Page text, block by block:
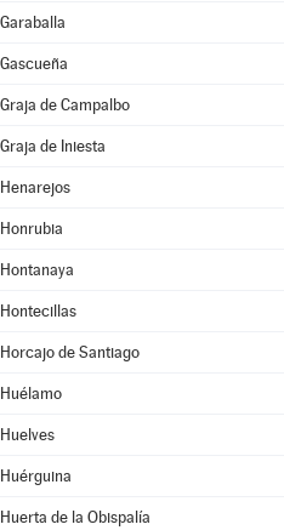
Garaballa
Gascueña
Graja de Campalbo
Graja de Iniesta
Henarejos
Honrubia
Hontanaya
Hontecillas
Horcajo de Santiago
Huélamo
Huelves
Huérguina
Huerta de la Obispalía